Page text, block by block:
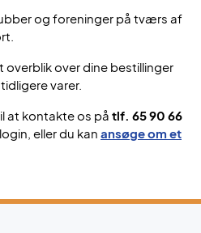
og foreninger på tværs af
overblik over dine bestillinger
varer.
at kontakte os på tlf. 65 90 66
eller du kan ansøge om et